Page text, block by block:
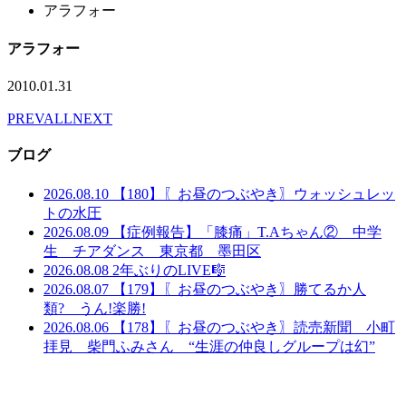
アラフォー
アラフォー
2010.01.31
PREVALLNEXT
ブログ
2026.08.10
【180】〖お昼のつぶやき〗ウォッシュレッ
トの水圧
2026.08.09
【症例報告】「膝痛」T.Aちゃん② 中学
生 チアダンス 東京都 墨田区
2026.08.08 2年ぶりのLIVE🎼
2026.08.07
【179】〖お昼のつぶやき〗勝てるか人
類? うん!楽勝!
2026.08.06
【178】〖お昼のつぶやき〗読売新聞 小町
拝見 柴門ふみさん “生涯の仲良しグループは幻”